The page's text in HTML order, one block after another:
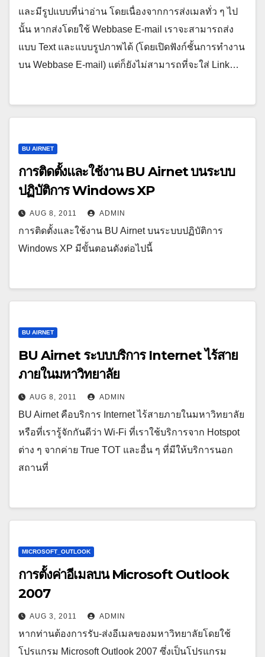
และมีรูปแบบที่น่าอ่าน โดยเนื่องจากการส่งเมลทั่ว ๆ ไป
นั้น หากส่งโดยใช้ Webbase E-mail เราจะสามารถส่ง
แบบ Text และแบบรูปภาพได้ (โดยเปิดฟังก์ชั้นการทำงาน
บน Webbase E-mail) แต่ก็ยังไม่สามารถที่จะใส่ Link…
BU AIRNET
การติดตั้งและใช้งาน BU Airnet บนระบบ
ปฏิบัติการ Windows XP
AUG 8, 2011 ADMIN
การติดตั้งและใช้งาน BU Airnet บนระบบปฏิบัติการ
Windows XP มีขั้นตอนดังต่อไปนี้
BU AIRNET
BU Airnet ระบบบริการ Internet ไร้สาย
ภายในมหาวิทยาลัย
AUG 8, 2011 ADMIN
BU Airnet คือบริการ Internet ไร้สายภายในมหาวิทยาลัย
หรือที่เรารู้จักกันดีว่า Wi-Fi ที่เราใช้บริการจาก Hotspot
ต่าง ๆ จากค่าย True TOT และอื่น ๆ ที่มีให้บริการนอก
สถานที่
MICROSOFT_OUTLOOK
การตั้งค่าอีเมลบน Microsoft Outlook
2007
AUG 3, 2011 ADMIN
หากท่านต้องการรับ-ส่งอีเมลของมหาวิทยาลัยโดยใช้
โปรแกรม Microsoft Outlook 2007 ซึ่งเป็นโปรแกรม